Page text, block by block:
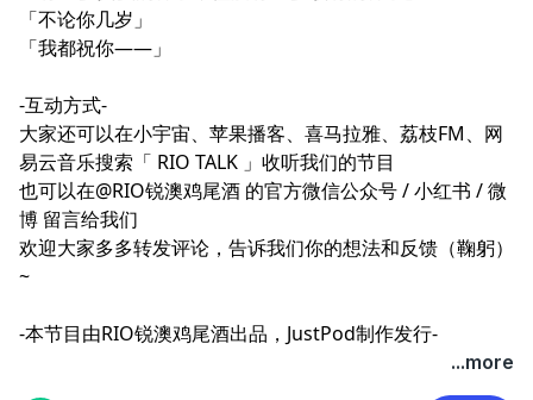
「不论你几岁」
「我都祝你——」
-互动方式-
大家还可以在小宇宙、苹果播客、喜马拉雅、荔枝FM、网
易云音乐搜索「 RIO TALK 」收听我们的节目
也可以在@RIO锐澳鸡尾酒 的官方微信公众号 /小红书 /微
博 留言给我们
欢迎大家多多转发评论，告诉我们你的想法和反馈（鞠躬）
~
-本节目由RIO锐澳鸡尾酒出品，JustPod制作发行-
...more